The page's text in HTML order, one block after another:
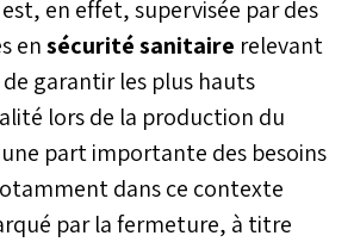
en effet, supervisée par des
ensécurité sanitaire relevant
de garantir les plus hauts
lors de la production du
part importante des besoins
dans ce contexte
par la fermeture, à titre